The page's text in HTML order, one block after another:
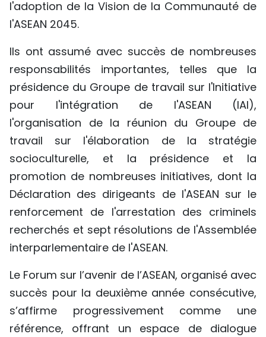
l'adoption de la Vision de la Communauté de
l'ASEAN 2045.
Ils ont assumé avec succès de nombreuses
responsabilités importantes, telles que la
présidence du Groupe de travail sur l'Initiative
pour l'intégration de l'ASEAN (IAI),
l'organisation de la réunion du Groupe de
travail sur l'élaboration de la stratégie
socioculturelle, et la présidence et la
promotion de nombreuses initiatives, dont la
Déclaration des dirigeants de l'ASEAN sur le
renforcement de l'arrestation des criminels
recherchés et sept résolutions de l'Assemblée
interparlementaire de l'ASEAN.
Le Forum sur l’avenir de l’ASEAN, organisé avec
succès pour la deuxième année consécutive,
s’affirme progressivement comme une
référence, offrant un espace de dialogue